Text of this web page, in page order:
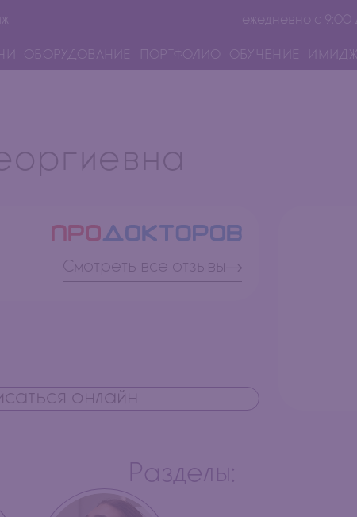
ежедневно с 9:00
ОБОРУДОВАНИЕ ПОРТФОЛИО ОБУЧЕНИЕ
Смотреть все отзывы
онлайн
Разделы: